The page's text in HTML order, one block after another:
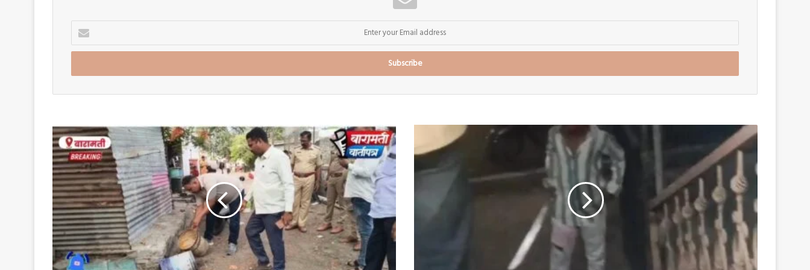
Enter
your
Email
बारामती
शहरातील
अवैध
हातभट्ट्यांवर
पोलिसांचा
धडक
मोठी
कारवाई
वाचवा;
बारामती